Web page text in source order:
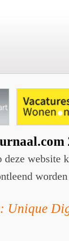
website
worden
Unique